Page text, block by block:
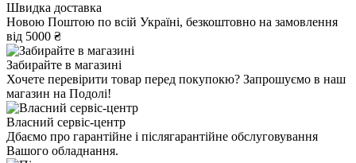
Швидка доставка
Новою Поштою по всій Україні, безкоштовно на замовлення
від 5000 ₴
Забирайте в магазині
Хочете перевірити товар перед покупокю? Запрошуємо в наш
магазин на Подолі!
Власний сервіс-центр
Дбаємо про гарантійне і післягарантійне обслуговування
Вашого обладнання.